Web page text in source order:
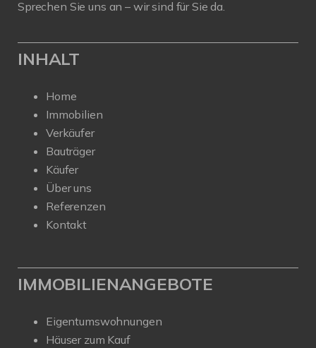
Sprechen Sie uns an – wir sind für Sie da.
INHALT
Home
Immobilien
Verkäufer
Bauträger
Käufer
Über uns
Referenzen
Kontakt
IMMOBILIENANGEBOTE
Eigentumswohnungen
Häuser zum Kauf